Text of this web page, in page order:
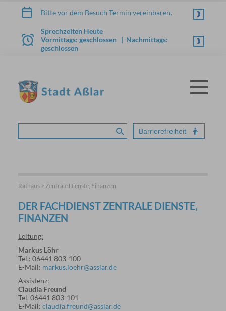
Zum Inhalt springen
Bitte vor dem Besuch Termin vereinbaren.
Sprechzeiten Heute
Vormittags: geschlossen | Nachmittags:
geschlossen
Menü
Suche absenden
Barrierefreiheit
Rathaus > Zentrale Dienste, Finanzen
DER FACHDIENST ZENTRALE DIENSTE,
FINANZEN
Leitung:
Markus Löhr
Tel.: 06441 803-100
E-Mail: markus.loehr@asslar.de
Assistenz:
Claudia Freund
Tel. 06441 803-101
E-Mail: claudia.freund@asslar.de